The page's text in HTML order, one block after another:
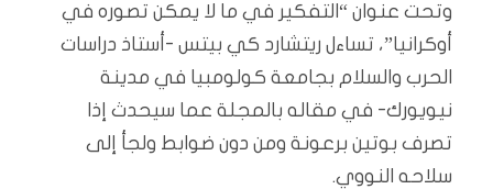
وتحت عنوان “التفكير في ما لا يمكن تصوره في
أوكرانيا”، تساءل ريتشارد كي بيتس -أستاذ دراسات
الحرب والسلام بجامعة كولومبيا في مدينة
نيويورك- في مقاله بالمجلة عما سيحدث إذا
تصرف بوتين برعونة ومن دون ضوابط ولجأ إلى
سلاحه النووي.